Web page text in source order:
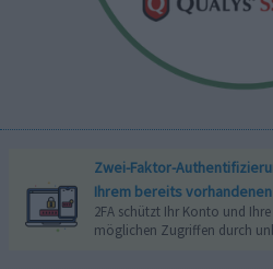
Zwei-Faktor-
Ihrem bereits
2FA schützt Ihr Konto und
möglichen Zugriffen durch